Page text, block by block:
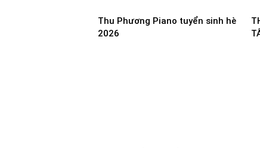
Thu Phương Piano tuyển sinh hè
2026